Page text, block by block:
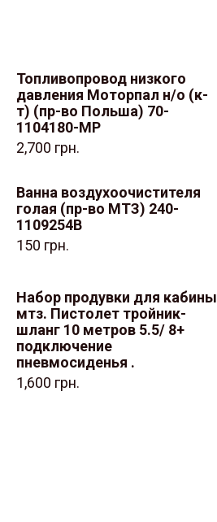
Топливопровод низкого
давления Моторпал н/о (к-
т) (пр-во Польша) 70-
1104180-МР
2,700 грн.
Ванна воздухоочистителя
голая (пр-во МТЗ) 240-
1109254В
150 грн.
Набор продувки для кабины
мтз. Пистолет тройник-
шланг 10 метров 5.5/ 8+
подключение
пневмосиденья .
1,600 грн.